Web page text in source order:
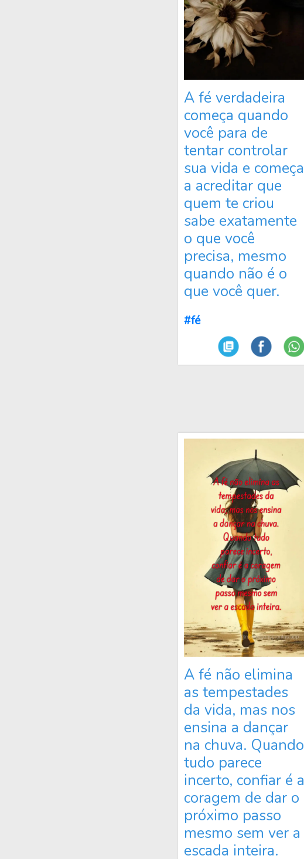
A fé verdadeira
começa quando
você para de
tentar controlar
sua vida e começa
a acreditar que
quem te criou
sabe exatamente
o que você
precisa, mesmo
quando não é o
que você quer.
#fé
A fé não elimina
as tempestades
da vida, mas nos
ensina a dançar
na chuva. Quando
tudo parece
incerto, confiar é a
coragem de dar o
próximo passo
mesmo sem ver a
escada inteira.